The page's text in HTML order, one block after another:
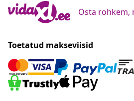
Osta rohkem,
Toetatud makseviisid